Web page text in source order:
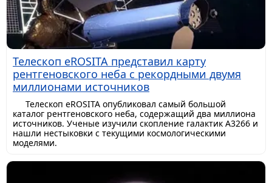
Телескоп eROSITA представил карту
рентгеновского неба с рекордными двумя
миллионами источников
Телескоп eROSITA опубликовал самый большой
каталог рентгеновского неба, содержащий два миллиона
источников. Ученые изучили скопление галактик A3266 и
нашли нестыковки с текущими космологическими
моделями.